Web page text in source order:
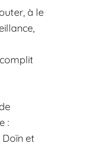
à le
:
et